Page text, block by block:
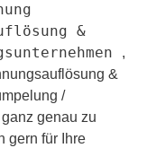
&
,
&
/
genau zu
gern für Ihre